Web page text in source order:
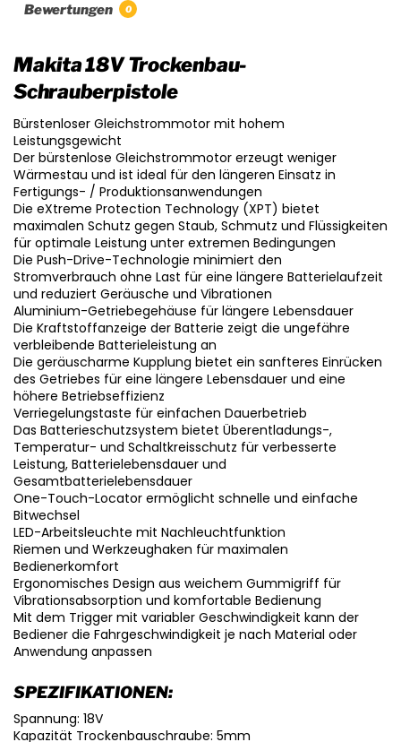
Bewertungen 0
Makita 18V Trockenbau-
Schrauberpistole
Bürstenloser Gleichstrommotor mit hohem
Leistungsgewicht
Der bürstenlose Gleichstrommotor erzeugt weniger
Wärmestau und ist ideal für den längeren Einsatz in
Fertigungs- / Produktionsanwendungen
Die eXtreme Protection Technology (XPT) bietet
maximalen Schutz gegen Staub, Schmutz und Flüssigkeiten
für optimale Leistung unter extremen Bedingungen
Die Push-Drive-Technologie minimiert den
Stromverbrauch ohne Last für eine längere Batterielaufzeit
und reduziert Geräusche und Vibrationen
Aluminium-Getriebegehäuse für längere Lebensdauer
Die Kraftstoffanzeige der Batterie zeigt die ungefähre
verbleibende Batterieleistung an
Die geräuscharme Kupplung bietet ein sanfteres Einrücken
des Getriebes für eine längere Lebensdauer und eine
höhere Betriebseffizienz
Verriegelungstaste für einfachen Dauerbetrieb
Das Batterieschutzsystem bietet Überentladungs-,
Temperatur- und Schaltkreisschutz für verbesserte
Leistung, Batterielebensdauer und
Gesamtbatterielebensdauer
One-Touch-Locator ermöglicht schnelle und einfache
Bitwechsel
LED-Arbeitsleuchte mit Nachleuchtfunktion
Riemen und Werkzeughaken für maximalen
Bedienerkomfort
Ergonomisches Design aus weichem Gummigriff für
Vibrationsabsorption und komfortable Bedienung
Mit dem Trigger mit variabler Geschwindigkeit kann der
Bediener die Fahrgeschwindigkeit je nach Material oder
Anwendung anpassen
SPEZIFIKATIONEN:
Spannung: 18V
Kapazität Trockenbauschraube: 5mm